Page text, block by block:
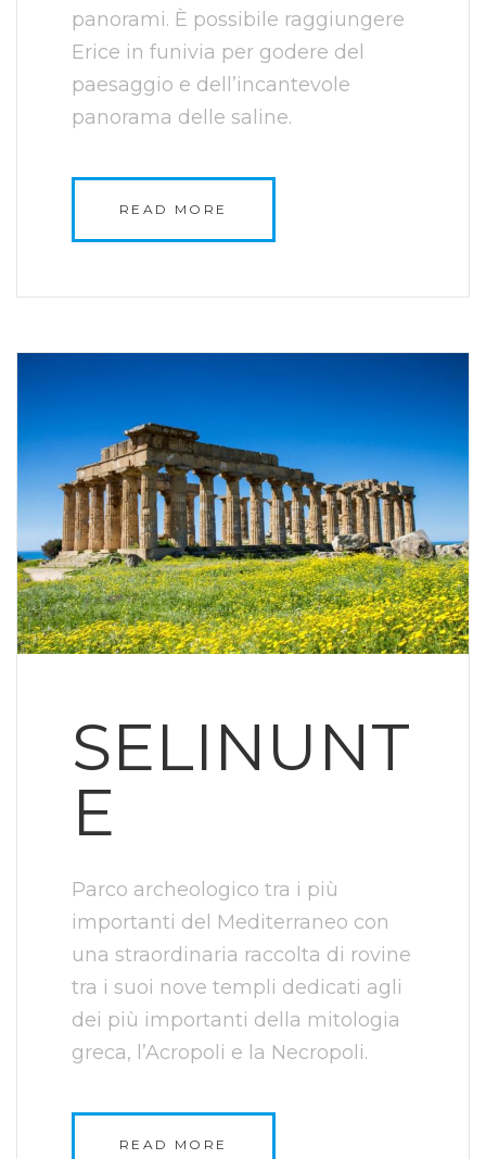
panorami. È possibile raggiungere
Erice in funivia per godere del
paesaggio e dell’incantevole
panorama delle saline.
READ MORE
SELINUNT
E
Parco archeologico tra i più
importanti del Mediterraneo con
una straordinaria raccolta di rovine
tra i suoi nove templi dedicati agli
dei più importanti della mitologia
greca, l’Acropoli e la Necropoli.
READ MORE